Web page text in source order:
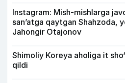
Instagram: Mish-mishlarga
san’atga qaytgan Shahzoda,
Jahongir Otajonov
Shimoliy Koreya aholiga it
qildi